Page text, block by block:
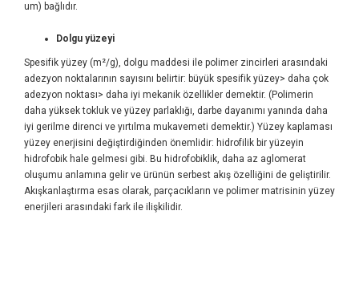
um) bağlıdır.
Dolgu yüzeyi
Spesifik yüzey (m²/g), dolgu maddesi ile polimer zincirleri arasındaki
adezyon noktalarının sayısını belirtir: büyük spesifik yüzey> daha çok
adezyon noktası> daha iyi mekanik özellikler demektir. (Polimerin
daha yüksek tokluk ve yüzey parlaklığı, darbe dayanımı yanında daha
iyi gerilme direnci ve yırtılma mukavemeti demektir.) Yüzey kaplaması
yüzey enerjisini değiştirdiğinden önemlidir: hidrofilik bir yüzeyin
hidrofobik hale gelmesi gibi. Bu hidrofobiklik, daha az aglomerat
oluşumu anlamına gelir ve ürünün serbest akış özelliğini de geliştirilir.
Akışkanlaştırma esas olarak, parçacıkların ve polimer matrisinin yüzey
enerjileri arasındaki fark ile ilişkilidir.